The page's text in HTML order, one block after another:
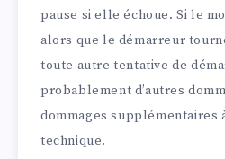
pause si elle échoue. Si le
alors que le démarreur
toute autre tentative de
probablement d’autres
dommages supplémentaires
technique.